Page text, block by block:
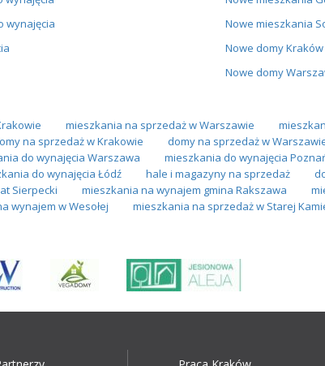
wynajęcia
Nowe mieszkania
Nowe domy Kraków
Nowe domy
mieszkania na sprzedaż w Warszawie
na sprzedaż w Krakowie domy na sprzedaż w
do wynajęcia Warszawa mieszkania do wynajęcia
do wynajęcia Łódź hale i magazyny na sprzedaż
Sierpecki mieszkania na wynajem gmina Rakszawa
wynajem w Wesołej mieszkania na sprzedaż w Starej